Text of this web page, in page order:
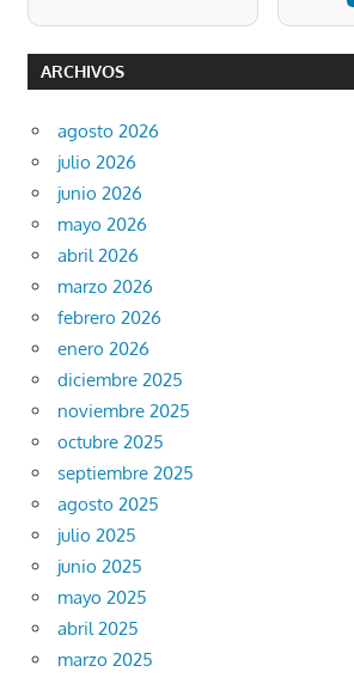
ARCHIVOS
agosto 2026
julio 2026
junio 2026
mayo 2026
abril 2026
marzo 2026
febrero 2026
enero 2026
diciembre 2025
noviembre 2025
octubre 2025
septiembre 2025
agosto 2025
julio 2025
junio 2025
mayo 2025
abril 2025
marzo 2025